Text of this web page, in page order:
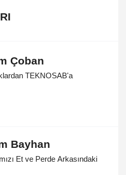
Çoban
TEKNOSAB'a
Bayhan
Et ve Perde Arkasındaki